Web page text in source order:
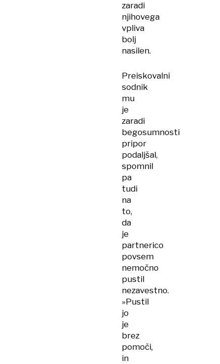
zaradi
njihovega
vpliva
bolj
nasilen.
Preiskovalni
sodnik
mu
je
zaradi
begosumnosti
pripor
podaljšal,
spomnil
pa
tudi
na
to,
da
je
partnerico
povsem
nemočno
pustil
nezavestno.
»Pustil
jo
je
brez
pomoči,
in